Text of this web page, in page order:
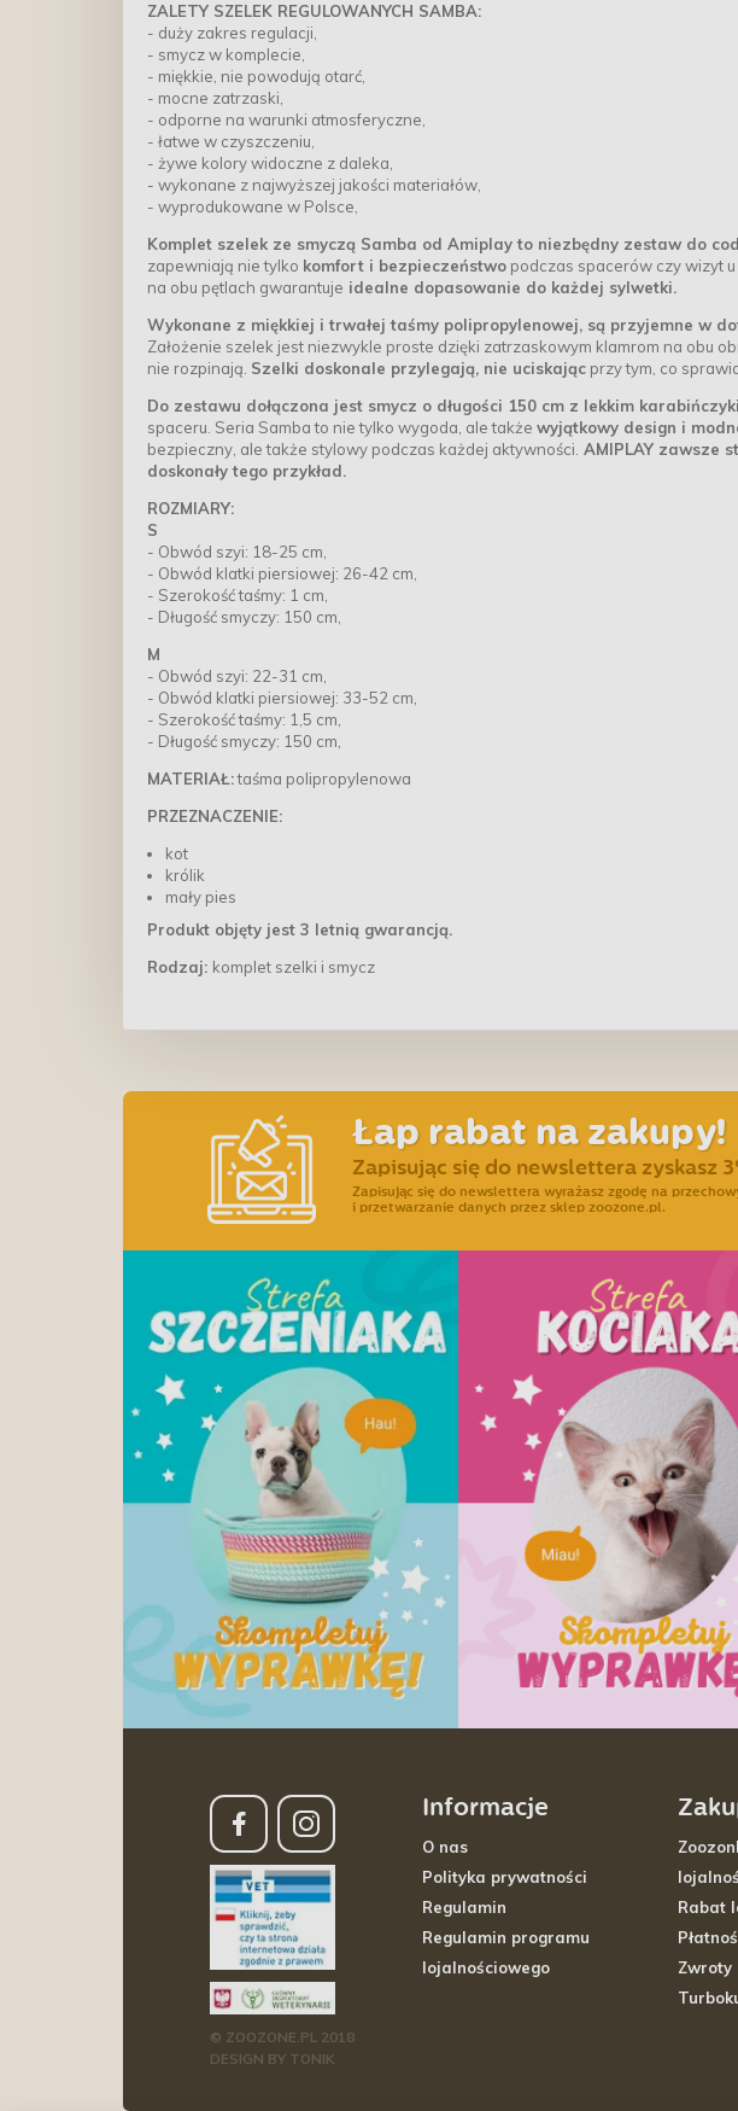
ZALETY SZELEK REGULOWANYCH SAMBA:
- duży zakres regulacji,
- smycz w komplecie,
- miękkie, nie powodują otarć,
- mocne zatrzaski,
- odporne na warunki atmosferyczne,
- łatwe w czyszczeniu,
- żywe kolory widoczne z daleka,
- wykonane z najwyższej jakości materiałów,
- wyprodukowane w Polsce,
Komplet szelek ze smyczą Samba od Amiplay to niezbędny zestaw do
zapewniają nie tylko komfort i bezpieczeństwo podczas spacerów czy wizyt
na obu pętlach gwarantuje idealne dopasowanie do każdej sylwetki.
Wykonane z miękkiej i trwałej taśmy polipropylenowej, są przyjemne w
Założenie szelek jest niezwykle proste dzięki zatrzaskowym klamrom na obu
nie rozpinają. Szelki doskonale przylegają, nie uciskając przy tym, co
Do zestawu dołączona jest smycz o długości 150 cm z lekkim
spaceru. Seria Samba to nie tylko wygoda, ale także wyjątkowy design i
bezpieczny, ale także stylowy podczas każdej aktywności. AMIPLAY zawsze
doskonały tego przykład.
ROZMIARY:
S
- Obwód szyi: 18-25 cm,
- Obwód klatki piersiowej: 26-42 cm,
- Szerokość taśmy: 1 cm,
- Długość smyczy: 150 cm,
M
- Obwód szyi: 22-31 cm,
- Obwód klatki piersiowej: 33-52 cm,
- Szerokość taśmy: 1,5 cm,
- Długość smyczy: 150 cm,
MATERIAŁ:taśma polipropylenowa
PRZEZNACZENIE:
kot
królik
mały pies
Produkt objęty jest 3 letnią gwarancją.
Rodzaj: komplet szelki i smycz
Łap rabat na zakupy!
Zapisując się do newslettera zyskasz
Zapisując się do newslettera wyrażasz zgodę na
i przetwarzanie danych przez sklep zoozone.pl.
© ZOOZONE.PL 2018
DESIGN BY TONIK
Informacje
O nas
Polityka prywatności
Regulamin
Regulamin programu
lojalnościowego
Rabat
Zwroty